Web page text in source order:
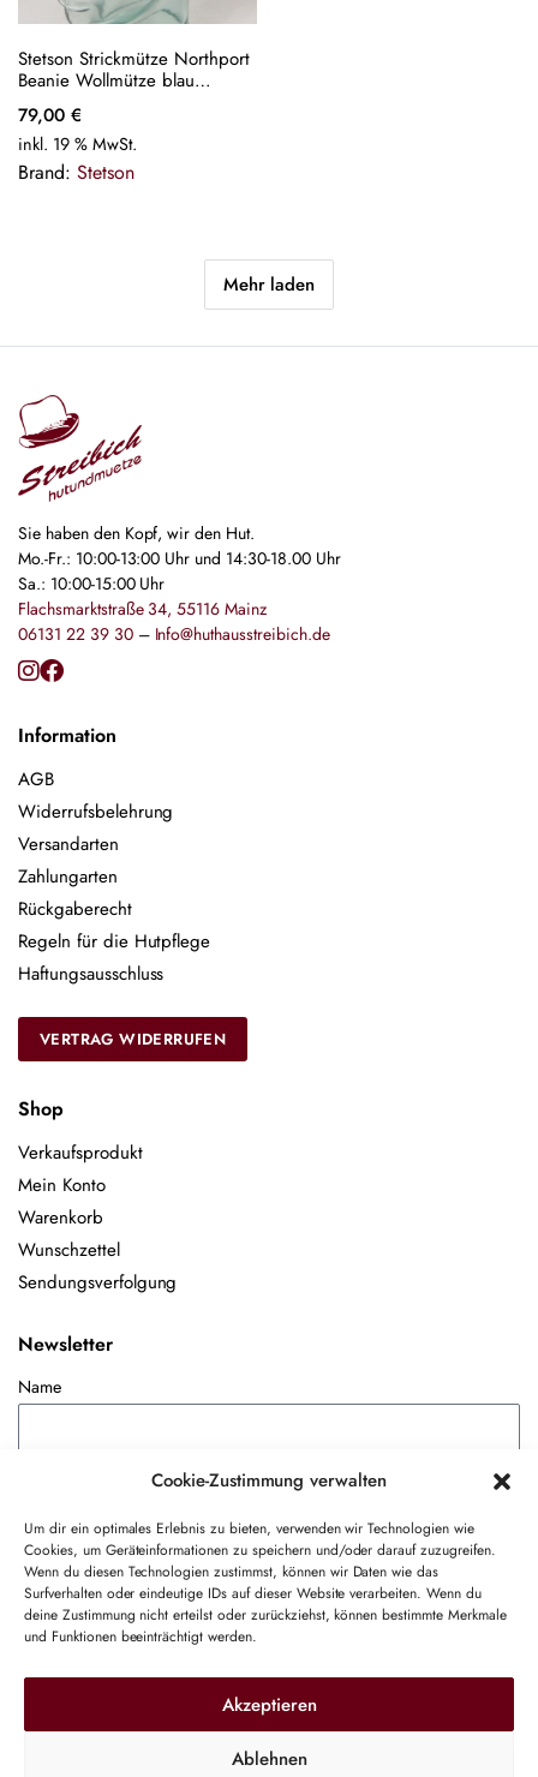
Cookie-Zustimmung verwalten
Um dir ein optimales Erlebnis zu bieten, verwenden wir Technologien wie
Cookies, um Geräteinformationen zu speichern und/oder darauf zuzugreifen.
Wenn du diesen Technologien zustimmst, können wir Daten wie das
Surfverhalten oder eindeutige IDs auf dieser Website verarbeiten. Wenn du
deine Zustimmung nicht erteilst oder zurückziehst, können bestimmte Merkmale
und Funktionen beeinträchtigt werden.
Akzeptieren
Ablehnen
Stetson Strickmütze Northport
Beanie Wollmütze blau
Wintermütze Pull on cap Neu
79,00 €
inkl. 19 % MwSt.
Brand: Stetson
Mehr laden
Sie haben den Kopf, wir den Hut.
Mo.-Fr.: 10:00-13:00 Uhr und 14:30-18.00 Uhr
Sa.: 10:00-15:00 Uhr
Flachsmarktstraße 34, 55116 Mainz
06131 22 39 30– Info@huthausstreibich.de
Information
AGB
Widerrufsbelehrung
Versandarten
Zahlungarten
Rückgaberecht
Regeln für die Hutpflege
Haftungsausschluss
VERTRAG WIDERRUFEN
Shop
Verkaufsprodukt
Mein Konto
Warenkorb
Wunschzettel
Sendungsverfolgung
Newsletter
Name
Hiermit akzeptiere ich die Datenschutzbestimmungen
Copyright 2017-2026 ©